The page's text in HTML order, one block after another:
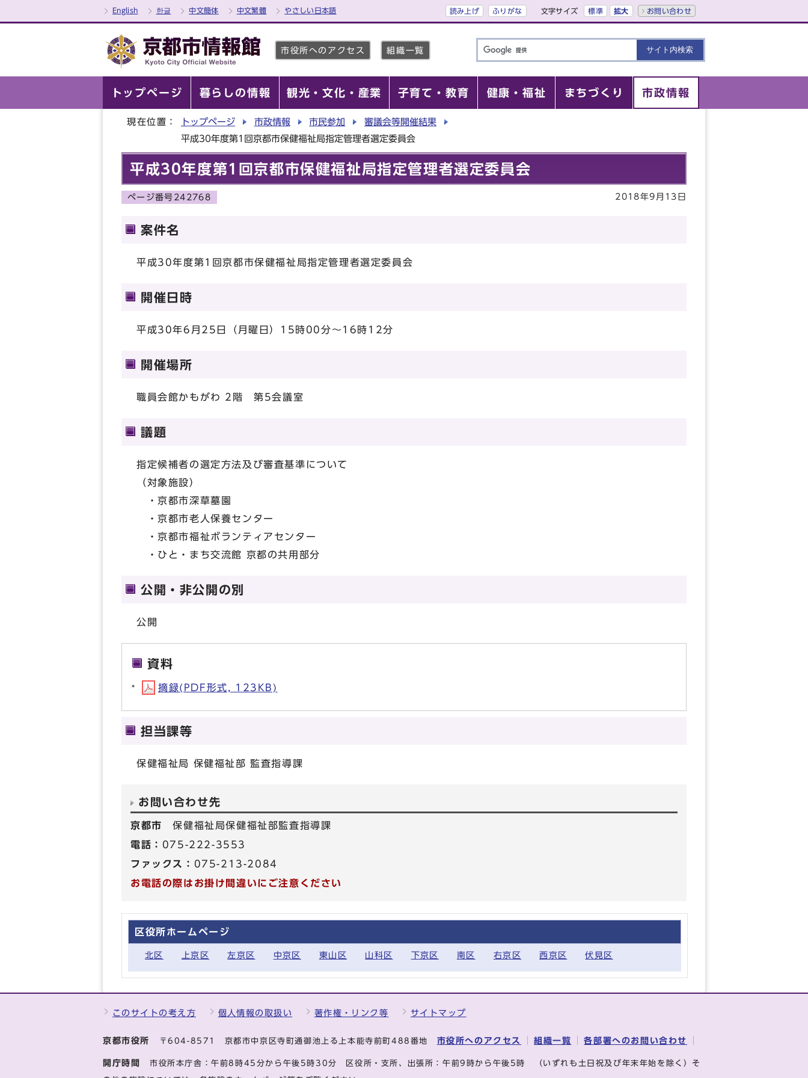
English 한글 中文簡体 中文繁體 やさしい日本語 読み上げ ふりがな 文字サイズ 標準 拡大 お問い合わせ
市役所へのアクセス 組織一覧
トップページ 暮らしの情報 観光・文化・産業 子育て・教育 健康・福祉 まちづくり 市政情報
現在位置： トップページ 市政情報 市民参加
審議会等開催結果
平成30年度第1回京都市保健福祉局指定管理者選定委員会
平成30年度第1回京都市保健福祉局指定管理者選定委員会
ページ番号242768 2018年9月13日
案件名
平成30年度第1回京都市保健福祉局指定管理者選定委員会
開催日時
平成30年6月25日（月曜日）15時00分～16時12分
開催場所
職員会館かもがわ 2階 第5会議室
議題
指定候補者の選定方法及び審査基準について
（対象施設）
・京都市深草墓園
・京都市老人保養センター
・京都市福祉ボランティアセンター
・ひと・まち交流館 京都の共用部分
公開・非公開の別
公開
資料
摘録(PDF形式, 123KB)
担当課等
保健福祉局 保健福祉部 監査指導課
お問い合わせ先
京都市保健福祉局保健福祉部監査指導課
電話： 075-222-3553
ファックス： 075-213-2084
お電話の際はお掛け間違いにご注意ください
区役所ホームページ
北区 上京区 左京区 中京区 東山区 山科区 下京区 南区 右京区 西京区 伏見区
このサイトの考え方 個人情報の取扱い 著作権・リンク等 サイトマップ
京都市役所 〒604-8571 京都市中京区寺町通御池上る上本能寺前町488番地 市役所へのアクセス 組織一覧 各部署へのお問い合わせ
開庁時間 市役所本庁舎：午前8時45分から午後5時30分 区役所・支所、出張所：午前9時から午後5時 （いずれも土日祝及び年末年始を除く）そ